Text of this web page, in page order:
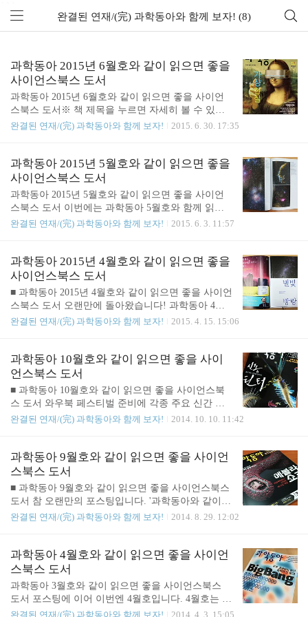
완결된 연재/(完) 과학동아와 함께 보자! (8)
과학동아 2015년 6월호와 같이 읽으면 좋을
사이언스북스 도서
과학동아 2015년 6월호와 같이 읽으면 좋을 사이언
스북스 도서※ 책 제목을 누르면 자세히 볼 수 있습
니다! 오늘 살펴볼 잡지는 과학동아 6월호! 6월호에
이라고 볼 수 있습니다. 그러나 과학자들이 만들고자
하는 진짜 '가상현실'. 사용자의 시각, 촉각, 후각, 청
각 그리고 미각 모두를 자극하여 세상에 존재하지 않
는 시공간을 현실처럼 느끼도록하는 기술을 만들고
자 시도하고 있습니다. 꿈을 현실로 이루어낼 수 잇
는 가상현실 기술. 과학동아 6월호에서 상세하게 읽
『코스모스』에 이어서 이번에는 사이언스북스의 신
간인 『비숲』이 앞자리를 차지하였습니다. 『비
숲』..
완결된 연재/(完) 과학동아와 함께 보자! 2015. 6. 30. 17:35
과학동아 2015년 5월호와 같이 읽으면 좋을
사이언스북스 도서
과학동아 2015년 5월호와 같이 읽으면 좋을 사이언
스북스 도서 이번에는 과학동아 5월호와 함께 읽기
를 추천하는 사이언스북스 도서들을 가지고 왔습니
시기 바랍니다. ^^ 과학동아 5월호의 메인 주제는
'새' 입니다. '새는 왜 강한가'라는 의문에서부터 시작
된 메인 기사는, 총 세 개의 파트로 나누어져서 새의
진화에서부터 새의 습성과 생김새로 분석해보기 그
리고 그런 새의 강함을 현재 우리 과학에선 어떻게
활용하고자 하는지에 대한 이야기를 들려줍니다. 과
랑』 광고를 실었지만 이번에는 다시, 『코스모스』
로 돌아왔습니다. 특히 5월은 [칼 세이건 살롱] ..
완결된 연재/(完) 과학동아와 함께 보자! 2015. 6. 3. 11:57
과학동아 2015년 4월호와 같이 읽으면 좋을
사이언스북스 도서
■ 과학동아 2015년 4월호와 같이 읽으면 좋을 사이언
스북스 도서 오랜만에 돌아왔습니다! 과학동아 4월
호와 함께 볼 수 있는 사이언스북스 도서들을 살펴보
이야기를 메인으로 다뤘습니다. 그래서 표지도 생각
하는 사람과 피노키오를 합친 이미지로 디자인한 거
같네요. 과학동아 4월호 20p. 첫 번째로 사이언스북
스의 신간, 『별빛 방랑』 광고 페이지 입니다. 과학
동아 잡지 옆에 두고 보니 『별빛 방랑』 책 판형이
크긴 크네요. 아름다운 천체 이미지가 주로 실려있으
식 없이도 편하게 밤 하늘을 보고 싶을 때 펼쳐보기
좋습니다. 과학동아 4월호 26-27pp. ..
완결된 연재/(完) 과학동아와 함께 보자! 2015. 4. 15. 15:06
과학동아 10월호와 같이 읽으면 좋을 사이
언스북스 도서
■ 과학동아 10월호와 같이 읽으면 좋을 사이언스북
스 도서 와우북 페스티벌 준비에 각종 주요 신간 소
식에 치이다가 이제야 겨우 주변 정리를 하고 를 씁
월호를 살펴볼까요? 9월호의 주요사건은 에볼라였다
면, 이번 과학동아 10월호에서 깊이 있게 다룬 과학
이슈는 신종에 대한 이야기입니다. 10월에 열리는 생
물다양성총회를 맞이하여 신종헌터 특집을 준비했다
고 합니다. 과학동아 10월호 25p. 9월에는 커다란 과
학 이슈가 하나 있었지요. 바로 유럽우주기구(ESA)
하여 발표한 사건이죠. 과학동아에서도 지나치지 않
고 혜성탐사선 로제타에 대한 이야기를 한 면에 다..
완결된 연재/(完) 과학동아와 함께 보자! 2014. 10. 10. 11:42
과학동아 9월호와 같이 읽으면 좋을 사이언
스북스 도서
■ 과학동아 9월호와 같이 읽으면 좋을 사이언스북스
도서 참 오랜만의 포스팅입니다. '과학동아와 같이
읽으면 좋을...' 4월호까지 나왔다가 5개월을 워프해
자 분들이나 과학에 관심 많으신 분들은 매월 말을
기대해주시길! 이번 9월호는 8월달 내내 전세계적 이
슈로 떠올랐던 '에볼라 바이러스'를 주제로 삼았습니
다. 언론에서 말하는 에볼라의 발병원인과 왜 이전과
달리 전세계적으로 에볼라가 전염되는 사태가 벌어
완결된 연재/(完) 과학동아와 함께 보자! 2014. 8. 29. 12:02
과학동아 4월호와 같이 읽으면 좋을 사이언
스북스 도서
과학동아 3월호와 같이 읽으면 좋을 사이언스북스
도서 포스팅에 이어 이번엔 4월호입니다. 4월호는 역
시 최근의 화제였던 '중력파' 관련이군요. 별도 기사
완결된 연재/(完) 과학동아와 함께 보자! 2014. 4. 3. 15:05